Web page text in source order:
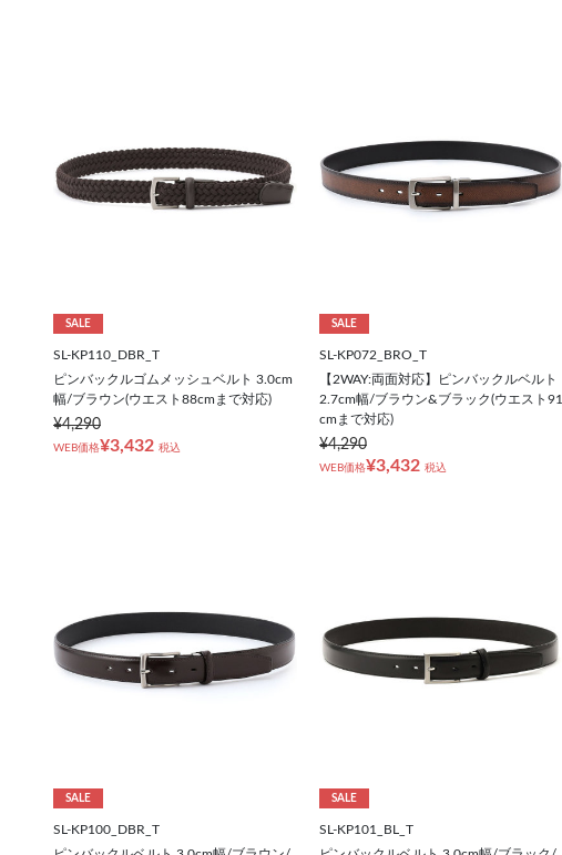
SALE
SL-KP110_DBR_T
ピンバックルゴムメッシュベルト 3.0cm
幅/ブラウン(ウエスト88cmまで対応)
¥4,290
WEB価格¥3,432 税込
SALE
SL-KP072_BRO_T
【2WAY:両面対応】ピンバックルベルト
2.7cm幅/ブラウン&ブラック(ウエスト91
cmまで対応)
¥4,290
WEB価格¥3,432 税込
SALE
SL-KP100_DBR_T
SALE
SL-KP101_BL_T